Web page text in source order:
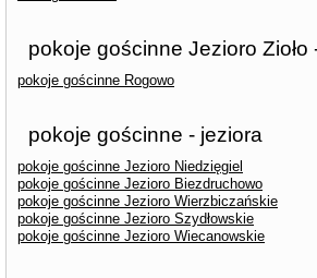
pokoje gościnne Jezioro
pokoje gościnne Rogowo
pokoje gościnne - jeziora
pokoje gościnne Jezioro Niedzięgiel
pokoje gościnne Jezioro Biezdruchowo
pokoje gościnne Jezioro Wierzbiczańskie
pokoje gościnne Jezioro Szydłowskie
pokoje gościnne Jezioro Wiecanowskie